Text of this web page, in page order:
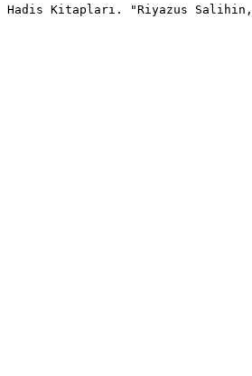
Hadis Kitapları. "Riyazus